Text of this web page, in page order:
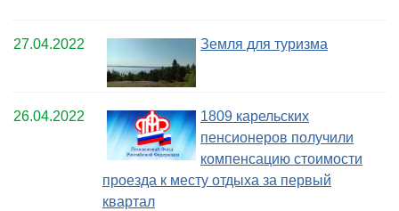
27.04.2022 Земля для туризма
26.04.2022
1809 карельских
пенсионеров получили
компенсацию стоимости
проезда к месту отдыха за первый
квартал